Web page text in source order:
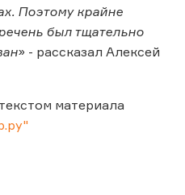
Поэтому крайне
был тщательно
» - рассказал Алексей
материала